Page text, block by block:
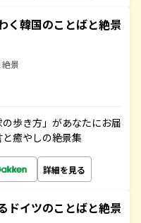
く韓国のことばと絶景
景
歩き方」があなたにお届
癒やしの絶景集
詳細を見る
ドイツのことばと絶景